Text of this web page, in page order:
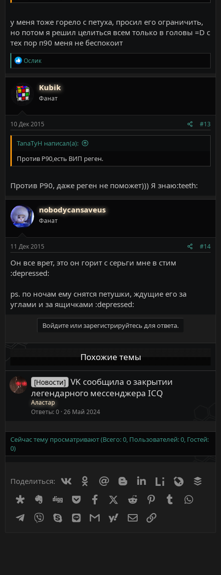
у меня тоже горело с петуха, просил его ограничить,
но потом я решил целиться всем только в головы =D с
тех пор п90 меня не беспокоит
Р
е
а
ц
и
Ослик
Kubik
Фанат
10 Дек 2015 #13
TanaTyH написал(а):
Против P90,есть ВИП реген.
Против P90, даже реген не поможет))) Я знаю:teeth:
nobodycansaveus
Фанат
11 Дек 2015 #14
Он все врет, это он горит с серьги мне в стим
:depressed:
ps. по ночам ему снятся петушки, ждущие его за
углами и за ящичками :depressed:
Войдите или зарегистрируйтесь для ответа.
Похожие темы
[Новости] VK сообщила о закрытии
легендарного мессенджера ICQ
Аластар
Ответы 0 26 Май 2024
Сейчас тему просматривают (Всего: 0, Пользователей: 0, Гостей:
0)
Поделиться: ВконтактеОдноклассники
Mail.ru BloggerLinkedinLiveinternet
Livejournal
DiasporaEvernoteDigg GetpocketFacebookX (Twitter)
Reddit PinterestTumblr
Telegram
Viber Skype Line GmailyahoomailЭлектронная почта